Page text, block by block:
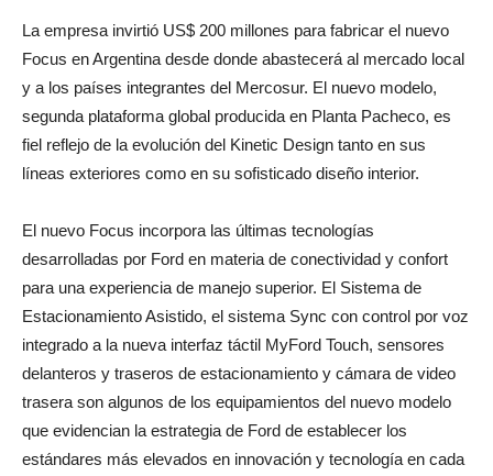
La empresa invirtió US$ 200 millones para fabricar el nuevo
Focus en Argentina desde donde abastecerá al mercado local
y a los países integrantes del Mercosur. El nuevo modelo,
segunda plataforma global producida en Planta Pacheco, es
fiel reflejo de la evolución del Kinetic Design tanto en sus
El nuevo Focus incorpora las últimas tecnologías
desarrolladas por Ford en materia de conectividad y confort
para una experiencia de manejo superior. El Sistema de
Estacionamiento Asistido, el sistema Sync con control por voz
integrado a la nueva interfaz táctil MyFord Touch, sensores
delanteros y traseros de estacionamiento y cámara de video
trasera son algunos de los equipamientos del nuevo modelo
que evidencian la estrategia de Ford de establecer los